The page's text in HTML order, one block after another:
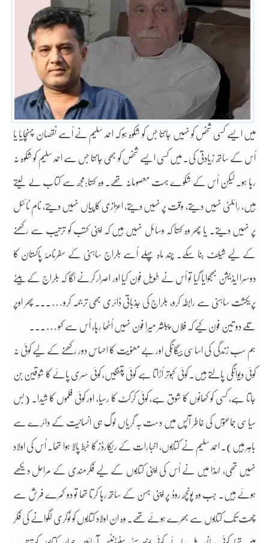
میں ایسے کسی شخص کو نہیں جانتا جس کو شکوہ ہو کہ احمد سلیم نے اُسے نقصان پہنچایا یا
اُس کے ساتھ زیادتی کی۔ میں کسی ایسے شخص کو بھی جانتا جس سے احمد سلیم کو شکوہ نہ
رہا ہو۔ لیکن اُس کے شکوے بہت معصومانہ تھے۔ وہ کہتا:مجھ سے کتاب لے لیتے
ہیں، رائلٹی نہیں دیتے، وقت پر نہیں دیتے، اعزازی کاپیاں نہیں دیتے، نام ٹائٹل
پر نہیں دیتے۔ یا پھر وہ کہتا کہ وسائل نہیں ہیں کہ اپنی کتب کو ترتیب سے رکھنے
کے لیے شیلف بنا سکے۔ چند ماہ پہلے اُسے بلراج ساہنی کے سفرنامۂ پاکستان کا
دوسرا ایڈیشن بھجوایا گیا تو اُس نے طویل فون کیا اور اصرار کرنے لگا کہ بلراج کے بیٹے
پریکشت ساہنی سے رابطہ کرو، بلراج کی جذباتی ڈائری بھی ترجمہ کرو…..۔ پھر اوپر
تلے دو تین فون کیے کہ فلاں پبلشر میرا فون نہیں اُٹھا رہا، اُس سے کہو…..۔
ہم سب زندگی کی اساسی بیگانگی اور بے معنویت کا احساس دور رکھنے کے لیے کوئی نہ
کوئی دیوانگی پالتے ہیں۔ کوئی کبوتر اُڑاتا ہے کوئی پتنگیں، کوئی سری پائے کا شوقین بن
جاتا ہے، کسی کو کھانوں کا شوق ہے، کوئی کرکٹ کا رسیا، اور کوئی فلموں کا شیدا۔ (بس
سیاسی جماعتوں کی خاطر آپس میں دست بہ گریاں لوگ ہی انسانیت کے دائرے سے
باہر ہیں)۔ احمد سلیم نے کتابوں، اخبارات کے ریکارڈز کا خبط پالا ہوا تھا۔ اُس کی اولاد
نہیں تھی، لہٰذا میں نے اُس کی اپنی کتابوں کے لیے فکرمندی کے مراحل دیکھے
ہوئے ہیں۔ جب وہ پونچھ روڈ پر اپنی بہن کے ساتھ رہا کرتا تھا تو دو کمرے فرش سے
چھت تک کتابوں سے بھرے ہوئے تھے۔ وہ ان اولاد کتابوں کو نوکری لگوانے کی فکر